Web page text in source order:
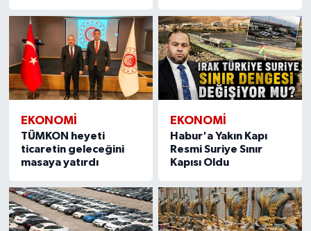
EKONOMI
TÜMKON heyeti
ticaretin geleceğini
masaya yatırdı
EKONOMI
Habur'a Yakın Kapı
Resmi Suriye Sınır
Kapısı Oldu